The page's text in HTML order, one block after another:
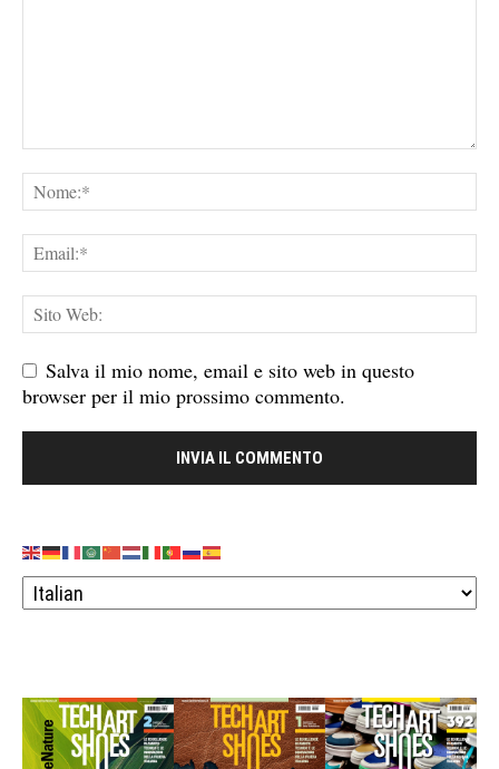
Salva il mio nome, email e sito web in questo
browser per il mio prossimo commento.